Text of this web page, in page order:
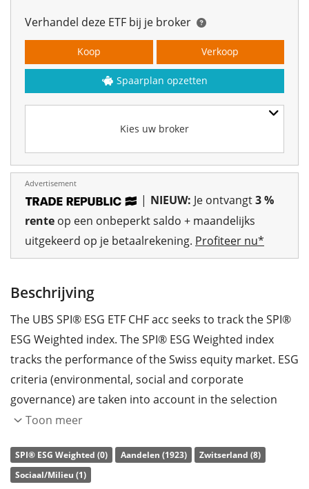
Verhandel deze ETF bij je broker
Kies uw broker
Koop Verkoop
Spaarplan opzetten
Advertisement
| NIEUW: Je ontvangt3 %
rente op een onbeperkt saldo + maandelijks
uitgekeerd op je betaalrekening. Profiteer nu*
Beschrijving
The UBS SPI® ESG ETF CHF acc seeks to track the SPI®
ESG Weighted index. The SPI® ESG Weighted index
tracks the performance of the Swiss equity market. ESG
criteria (environmental, social and corporate
governance) are taken into account in the selection
and weighting of securities. Companies from disputed
The ETF'sTER(total expense ratio) amounts to
Toon meer
SPI® ESG Weighted (0) Aandelen (1923)
Zwitserland (8)
Sociaal/Milieu (1)